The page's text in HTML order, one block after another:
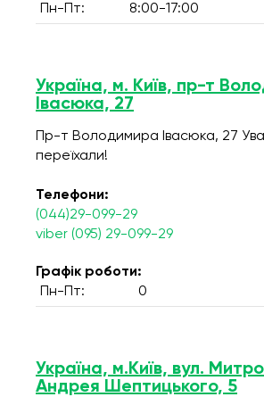
Пн-Пт:
8:00-17:00
Україна, м. Київ, пр-т
Івасюка, 27
Пр-т Володимира Івасюка, 27
переїхали!
Телефони:
(044)29-099-29
viber (095) 29-099-29
Графік роботи:
Пн-Пт:
0
Україна, м.Київ, вул.
Андрея Шептицького, 5